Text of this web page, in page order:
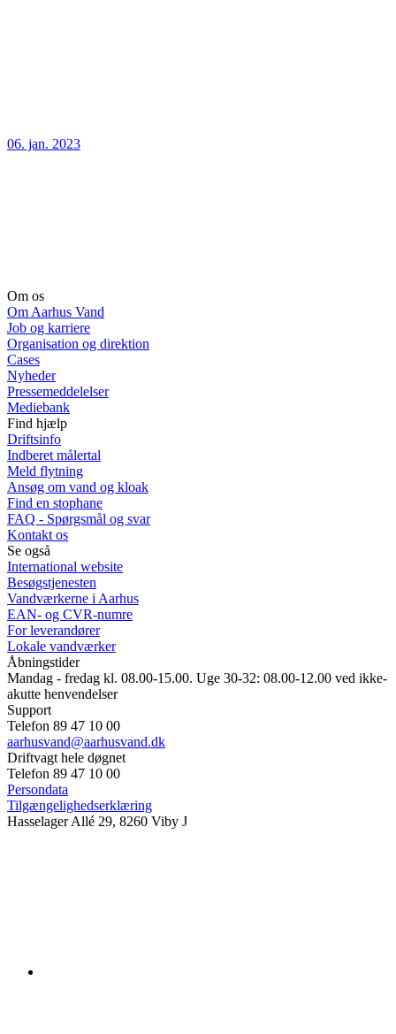
06. jan. 2023
Om os
Om Aarhus Vand
Job og karriere
Organisation og direktion
Cases
Nyheder
Pressemeddelelser
Mediebank
Find hjælp
Driftsinfo
Indberet målertal
Meld flytning
Ansøg om vand og kloak
Find en stophane
FAQ - Spørgsmål og svar
Kontakt os
Se også
International website
Besøgstjenesten
Vandværkerne i Aarhus
EAN- og CVR-numre
For leverandører
Lokale vandværker
Åbningstider
Mandag - fredag kl. 08.00-15.00. Uge 30-32: 08.00-12.00 ved ikke-
akutte henvendelser
Support
Telefon 89 47 10 00
aarhusvand@aarhusvand.dk
Driftvagt hele døgnet
Telefon 89 47 10 00
Persondata
Tilgængelighedserklæring
Hasselager Allé 29, 8260 Viby J